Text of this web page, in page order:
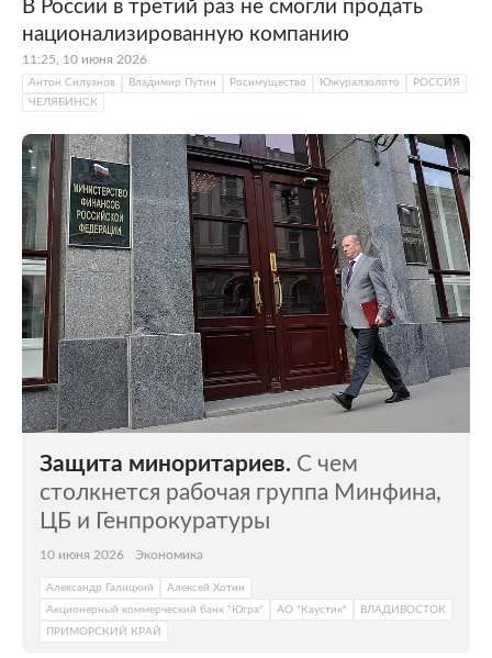
В России в третий раз не смогли продать
национализированную компанию
11:25, 10 июня 2026
Антон Силуанов Владимир Путин Росимущество Южуралзолото
РОССИЯ
ЧЕЛЯБИНСК
Защита миноритариев. С чем
столкнется рабочая группа Минфина,
ЦБ и Генпрокуратуры
10 июня 2026 Экономика
Александр Галицкий
Алексей Хотин
Акционерный коммерческий банк "Югра"
АО "Каустик"
ВЛАДИВОСТОК
ПРИМОРСКИЙ КРАЙ